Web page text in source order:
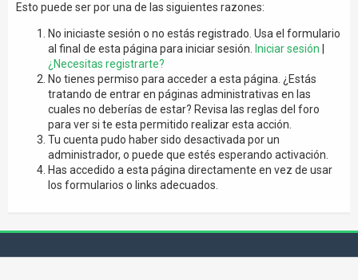
Esto puede ser por una de las siguientes razones:
No iniciaste sesión o no estás registrado. Usa el formulario
al final de esta página para iniciar sesión.
Iniciar sesión
¿Necesitas registrarte?
No tienes permiso para acceder a esta página. ¿Estás
tratando de entrar en páginas administrativas en las
cuales no deberías de estar? Revisa las reglas del foro
para ver si te esta permitido realizar esta acción.
Tu cuenta pudo haber sido desactivada por un
administrador, o puede que estés esperando activación.
Has accedido a esta página directamente en vez de usar
los formularios o links adecuados.